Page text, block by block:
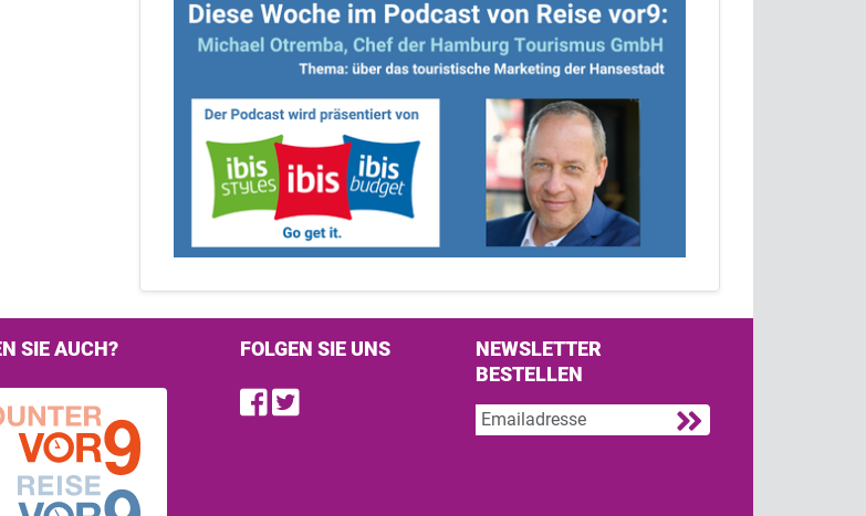
SIE AUCH? FOLGEN SIE UNS
Find us on Facebook
Follow us on Twitter
NEWSLETTER
BESTELLEN